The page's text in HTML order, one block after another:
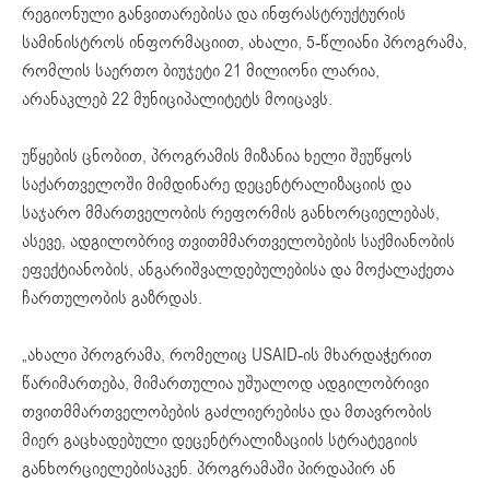
რეგიონული განვითარებისა და ინფრასტრუქტურის
სამინისტროს ინფორმაციით, ახალი, 5-წლიანი პროგრამა,
რომლის საერთო ბიუჯეტი 21 მილიონი ლარია,
არანაკლებ 22 მუნიციპალიტეტს მოიცავს.
უწყების ცნობით, პროგრამის მიზანია ხელი შეუწყოს
საქართველოში მიმდინარე დეცენტრალიზაციის და
საჯარო მმართველობის რეფორმის განხორციელებას,
ასევე, ადგილობრივ თვითმმართველობების საქმიანობის
ეფექტიანობის, ანგარიშვალდებულებისა და მოქალაქეთა
ჩართულობის გაზრდას.
„ახალი პროგრამა, რომელიც USAID-ის მხარდაჭერით
წარიმართება, მიმართულია უშუალოდ ადგილობრივი
თვითმმართველობების გაძლიერებისა და მთავრობის
მიერ გაცხადებული დეცენტრალიზაციის სტრატეგიის
განხორციელებისაკენ. პროგრამაში პირდაპირ ან